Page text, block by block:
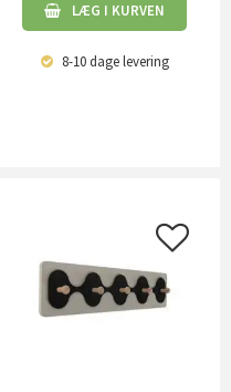
LÆG I KURVEN
8-10 dagelevering